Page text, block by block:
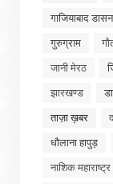
गाजियाबाद
गुरुग्राम
जानी मेरठ
झारखण्ड
ताज़ा ख़बर
धौलाना हापुड़
नाशिक महाराष्ट्र